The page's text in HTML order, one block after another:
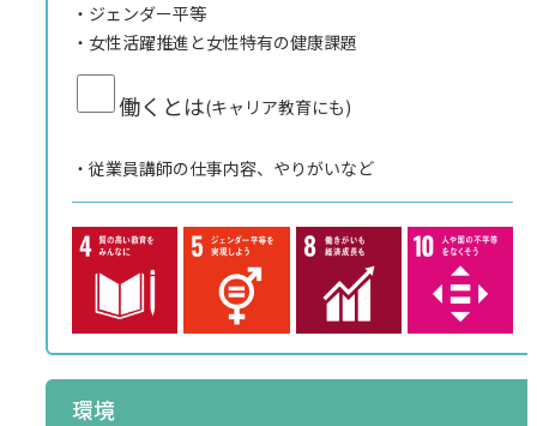
ジェンダー平等
女性活躍推進と女性特有の健康課題
働くとは(キャリア教育にも)
従業員講師の仕事内容、やりがいなど
環境